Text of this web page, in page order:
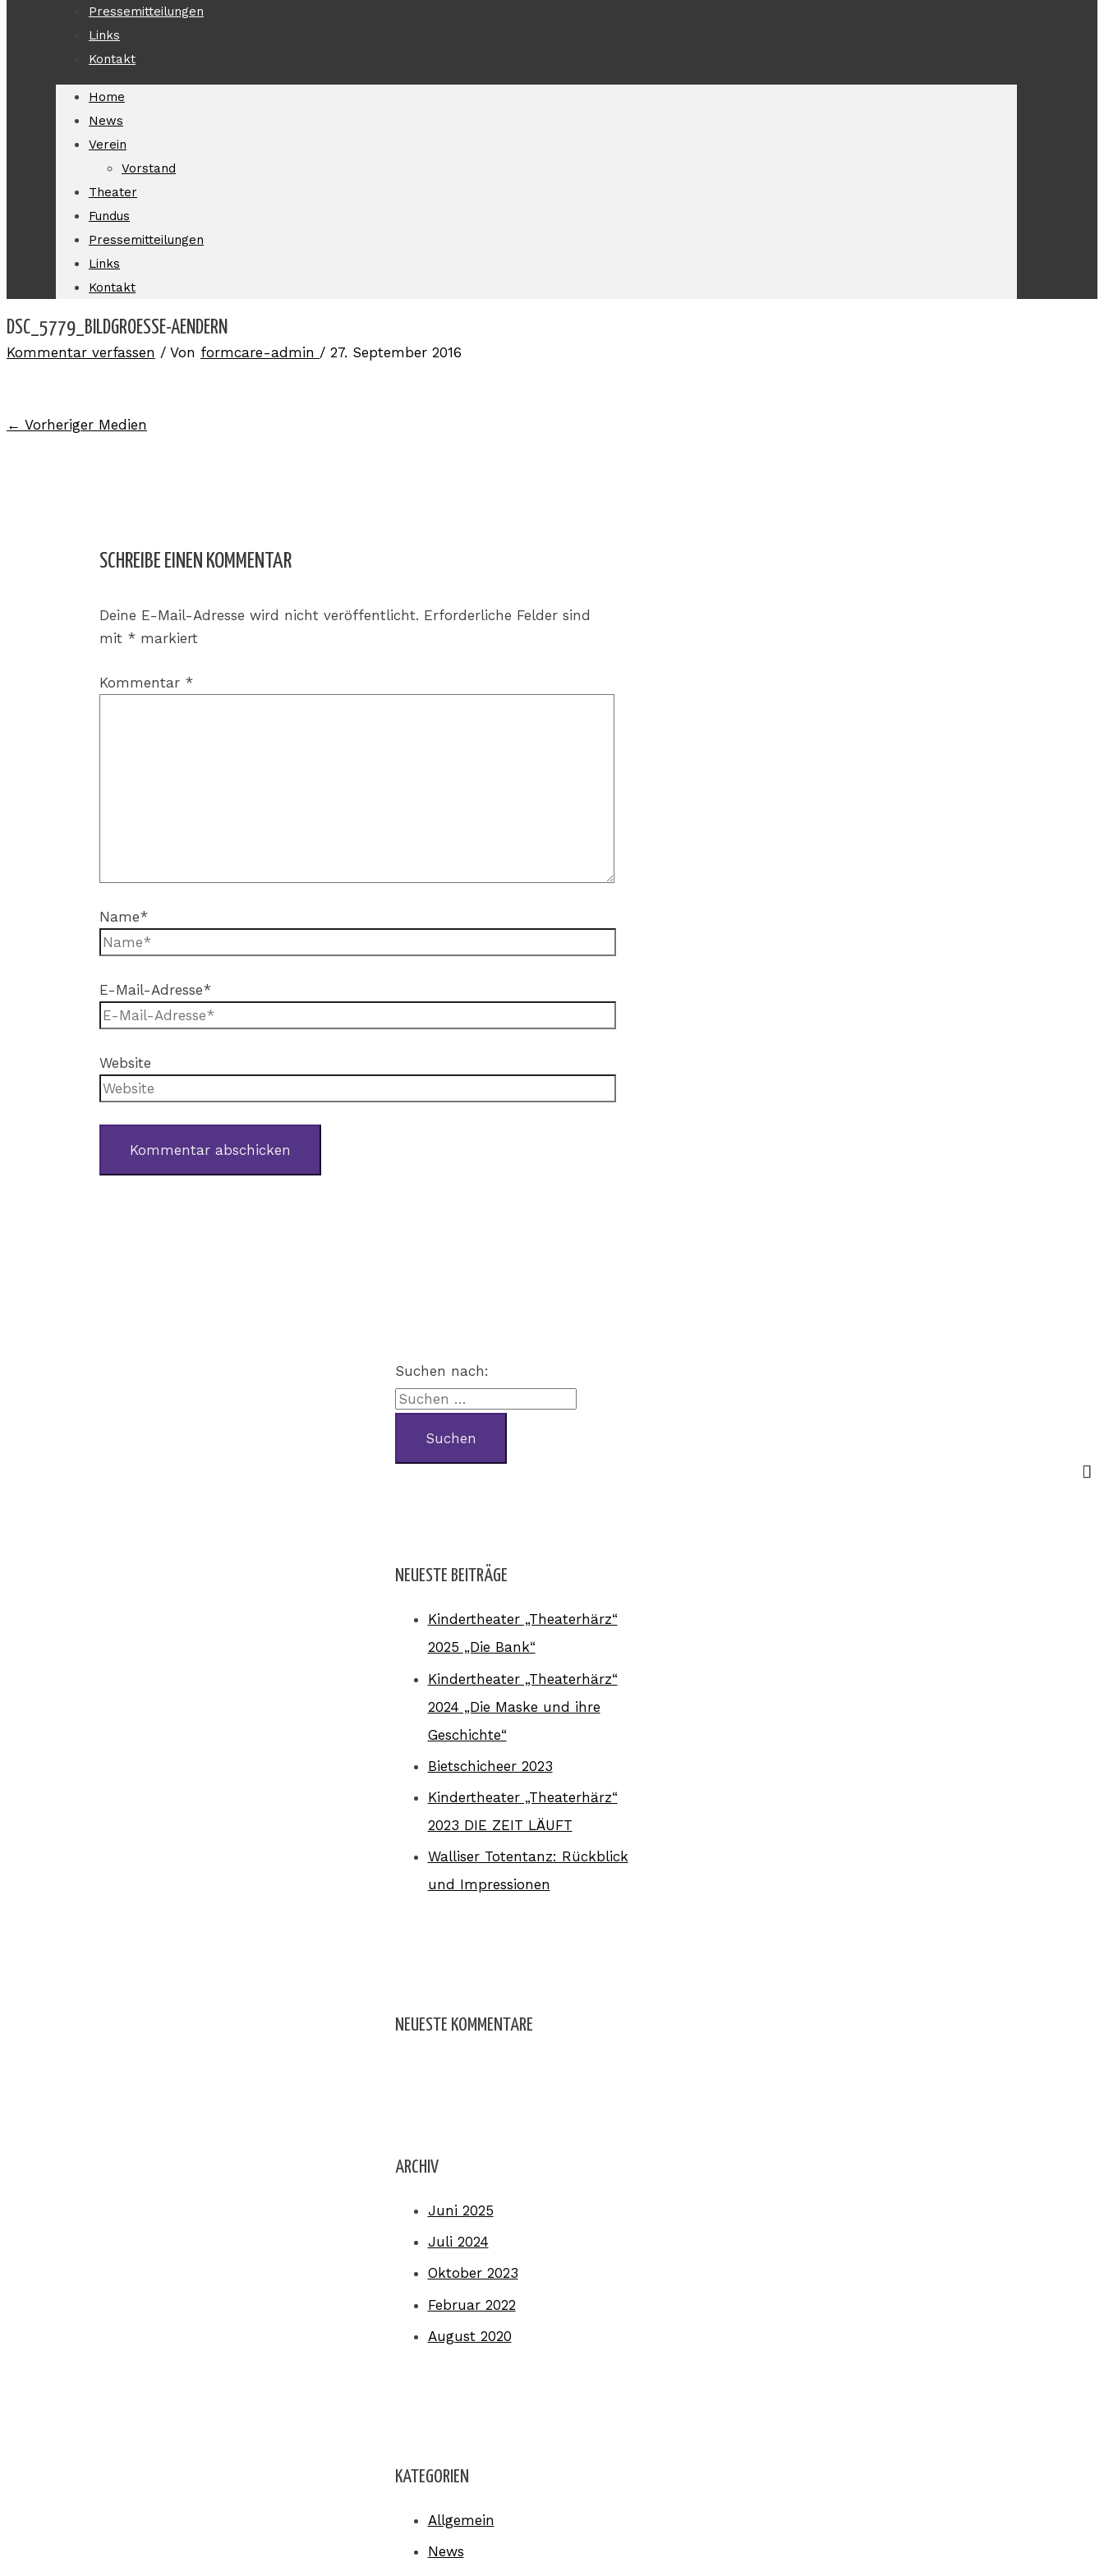
Pressemitteilungen
Links
Kontakt
Home
News
Verein
Vorstand
Theater
Fundus
Pressemitteilungen
Links
Kontakt
DSC_5779_BILDGROESSE-AENDERN
Kommentar verfassen / Von formcare-admin / 27. September 2016
← Vorheriger Medien
SCHREIBE EINEN KOMMENTAR
Deine E-Mail-Adresse wird nicht veröffentlicht. Erforderliche Felder sind
mit * markiert
Kommentar *
Name*
E-Mail-Adresse*
Website
Suchen nach:
NEUESTE BEITRÄGE
Kindertheater „Theaterhärz“
2025 „Die Bank“
Kindertheater „Theaterhärz“
2024 „Die Maske und ihre
Geschichte“
Bietschicheer 2023
Kindertheater „Theaterhärz“
2023 DIE ZEIT LÄUFT
Walliser Totentanz: Rückblick
und Impressionen
NEUESTE KOMMENTARE
ARCHIV
Juni 2025
Juli 2024
Oktober 2023
Februar 2022
August 2020
KATEGORIEN
Allgemein
News